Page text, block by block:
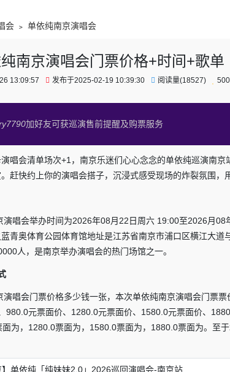
会 ﹥ 单依纯南京演唱会
南京演唱会门票价格+时间+歌单
13:09:57 发布于2025-02-19 10:39:30 阅读量(18527)
加好友可获巡演售前提醒及购票服务
唱会清单场次+1，南京乐迷们心心念念的单依纯巡演南
赶快约上你的演唱会搭子，沉浸式感受现场的炸裂氛围，
演唱会举办时间为2026年08月22日周六 19:00至2026月
青奥体育公园体育馆地址是江苏省南京市浦口区横江大
人，是南京举办演唱会的热门场馆之一。
演唱会门票价格多少钱一张，本次单依纯南京演唱会门票
980.0元票面价、1280.0元票面价、1580.0元票面价、
为，1280.0票面为，1580.0票面为，1880.0票面为。至
】单依纯「纯妹妹2.0」2026巡回演唱会-南京站